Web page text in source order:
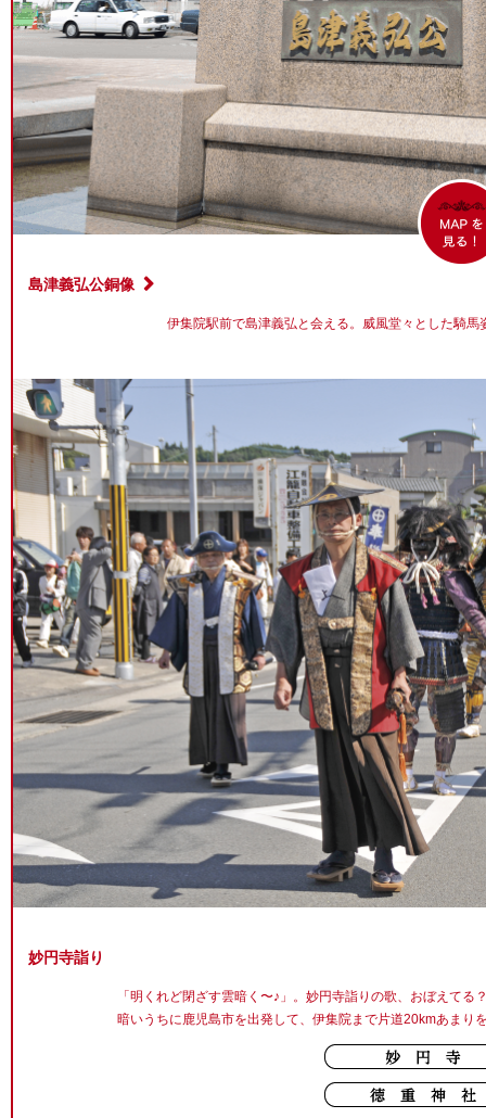
島津義弘公銅像
伊集院駅前で島津義弘と会える。威風堂々とした騎
妙円寺詣り
「明くれど閉ざす雲暗く〜♪」。妙円寺詣りの歌、おぼえてる
暗いうちに鹿児島市を出発して、伊集院まで片道20kmあまり